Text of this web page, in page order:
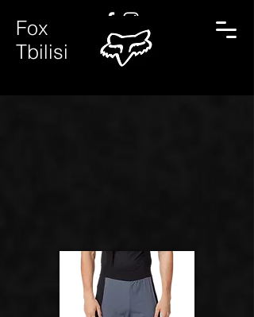
Fox
Tbilisi